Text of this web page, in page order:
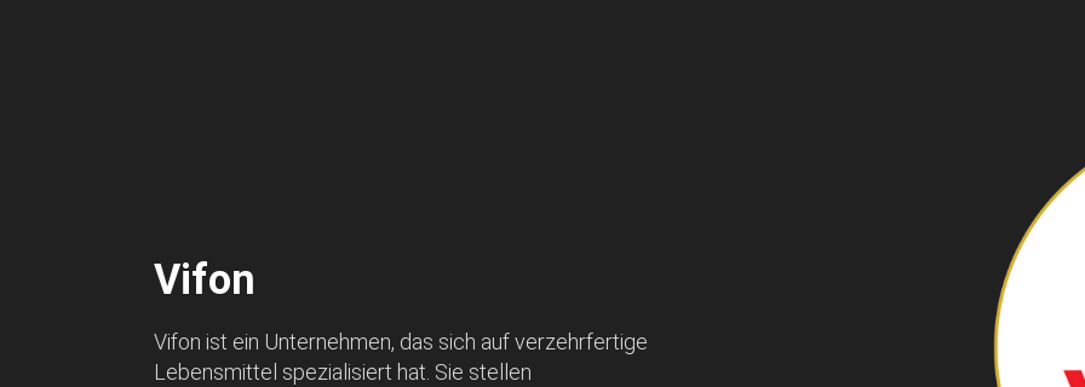
Vifon
Vifon ist ein Unternehmen, das sich auf verzehrfertige
Lebensmittel spezialisiert hat. Sie stellen